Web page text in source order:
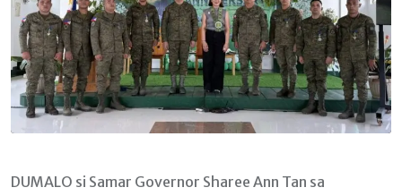
DUMALO si Samar Governor Sharee Ann Tan sa